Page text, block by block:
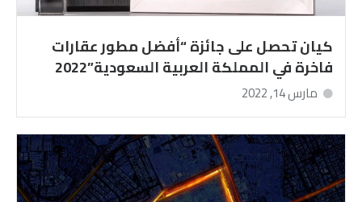
كيان تحصل على جائزة “أفضل مطور عقارات
فاخرة في المملكة العربية السعودية”2022
مارس 14, 2022